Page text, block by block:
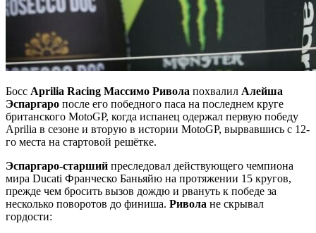
Босс Aprilia Racing Массимо Ривола похвалил Алейша
Эспаргаро после его победного паса на последнем круге
британского MotoGP, когда испанец одержал первую победу
Aprilia в сезоне и вторую в истории MotoGP, вырвавшись с 12-
го места на стартовой решётке.
Эспаргаро-старший преследовал действующего чемпиона
мира Ducati Франческо Баньяйю на протяжении 15 кругов,
прежде чем бросить вызов дождю и рвануть к победе за
несколько поворотов до финиша. Ривола не скрывал
гордости: